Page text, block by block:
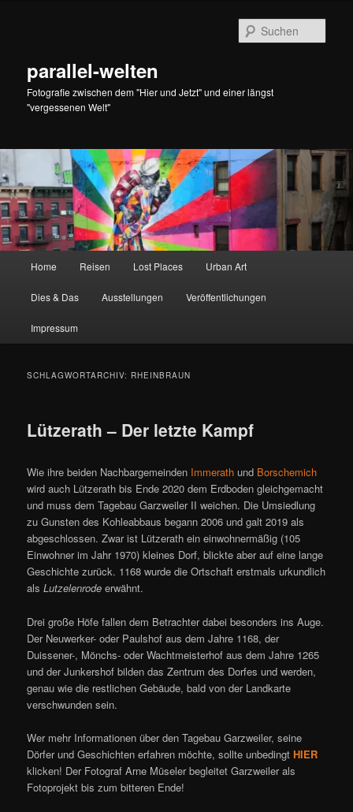
parallel-welten
Fotografie zwischen dem "Hier und Jetzt" und einer längst
"vergessenen Welt"
Home Reisen Lost Places Urban Art
Dies & Das Ausstellungen Veröffentlichungen
Impressum
SCHLAGWORTARCHIV: RHEINBRAUN
Lützerath – Der letzte Kampf
Wie ihre beiden Nachbargemeinden Immerath und Borschemich
wird auch Lützerath bis Ende 2020 dem Erdboden gleichgemacht
und muss dem Tagebau Garzweiler II weichen. Die Umsiedlung
zu Gunsten des Kohleabbaus begann 2006 und galt 2019 als
abgeschlossen. Zwar ist Lützerath ein einwohnermäßig (105
Einwohner im Jahr 1970) kleines Dorf, blickte aber auf eine lange
Geschichte zurück. 1168 wurde die Ortschaft erstmals urkundlich
alsLutzelenrode erwähnt.
Drei große Höfe fallen dem Betrachter dabei besonders ins Auge.
Der Neuwerker- oder Paulshof aus dem Jahre 1168, der
Duissener-, Mönchs- oder Wachtmeisterhof aus dem Jahre 1265
und der Junkershof bilden das Zentrum des Dorfes und werden,
genau wie die restlichen Gebäude, bald von der Landkarte
verschwunden sein.
Wer mehr Informationen über den Tagebau Garzweiler, seine
Dörfer und Geschichten erfahren möchte, sollte unbedingtHIER
klicken! Der Fotograf Arne Müseler begleitet Garzweiler als
Fotoprojekt bis zum bitteren Ende!